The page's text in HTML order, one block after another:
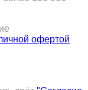
офертой